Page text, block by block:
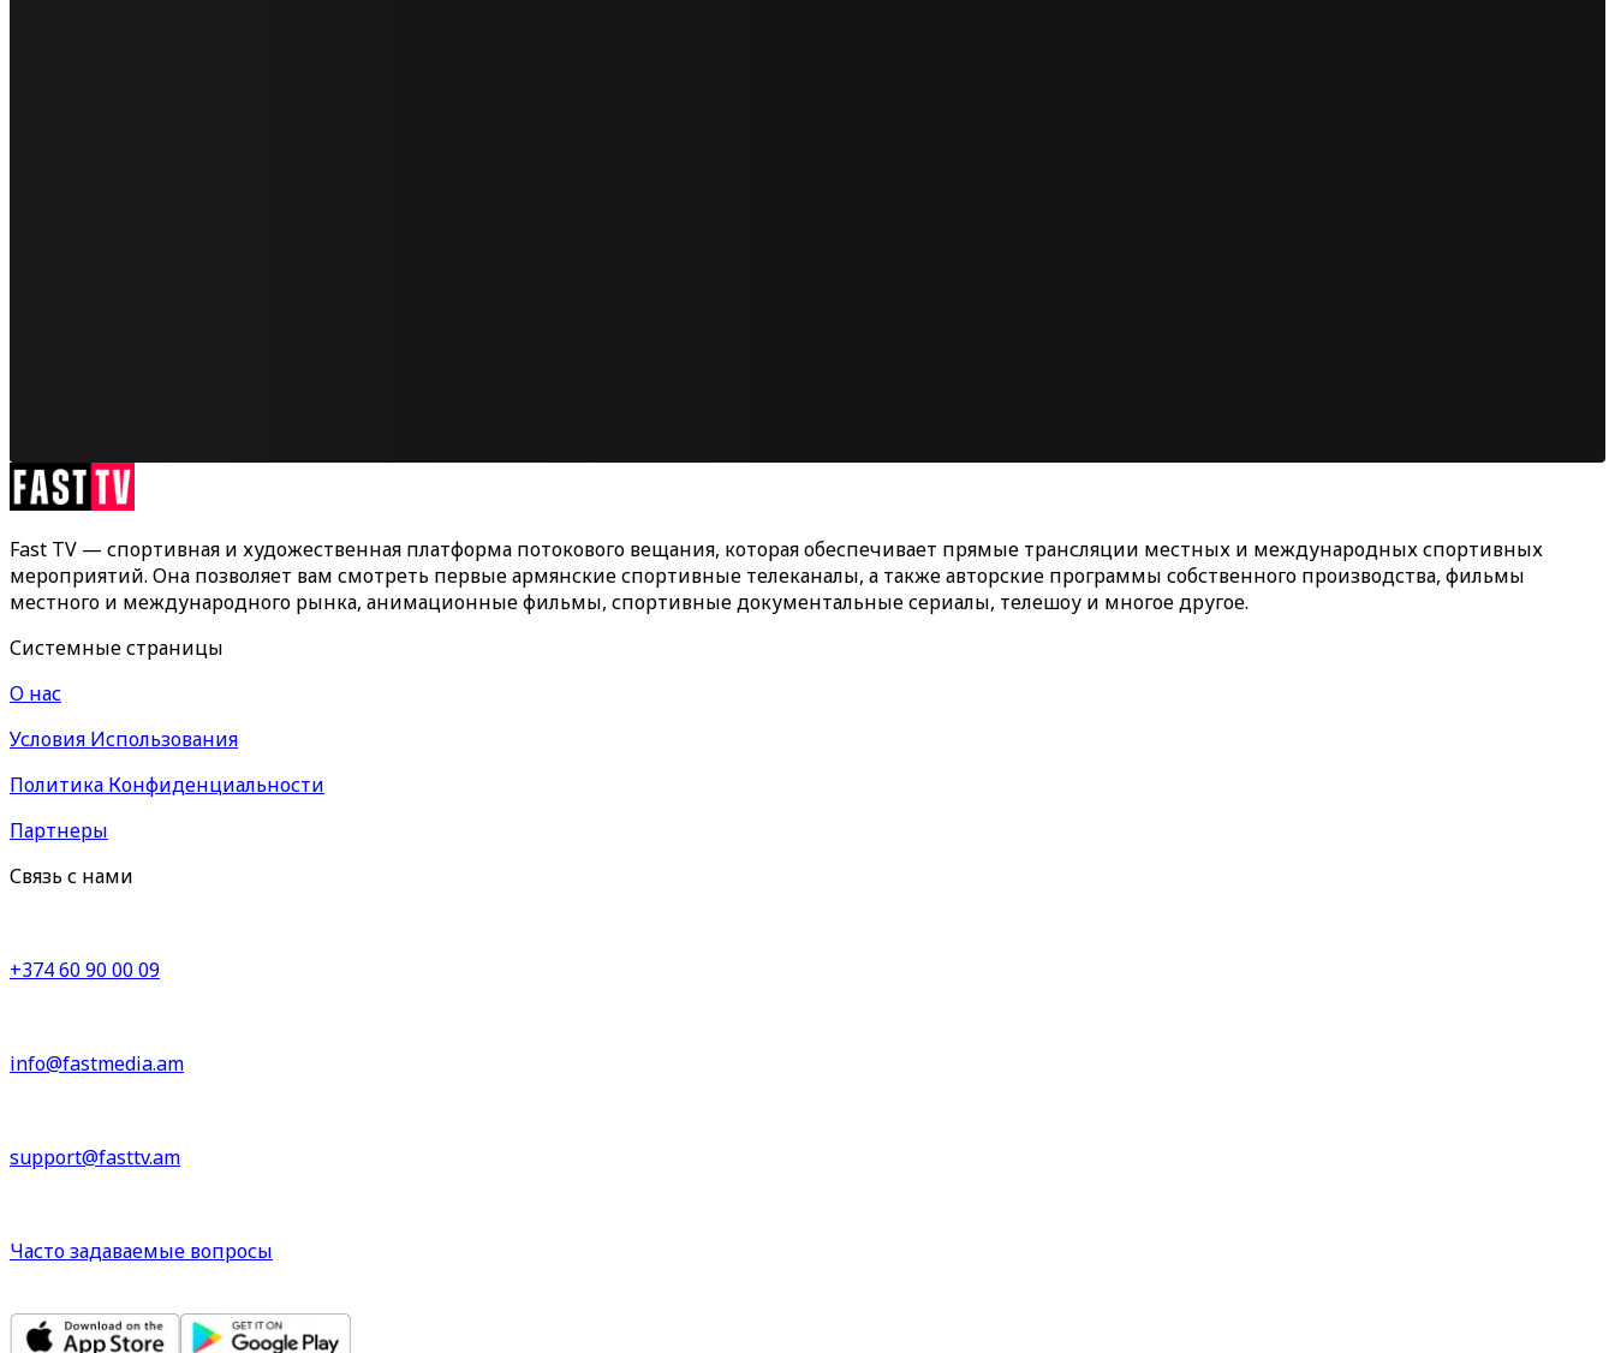
Fast TV — спортивная и художественная платформа потокового вещания, которая обеспечивает прямые трансляции местных и международных спортивных
мероприятий. Она позволяет вам смотреть первые армянские спортивные телеканалы, а также авторские программы собственного производства, фильмы
местного и международного рынка, анимационные фильмы, спортивные документальные сериалы, телешоу и многое другое.
Системные страницы
О нас
Условия Использования
Политика Конфиденциальности
Партнеры
Связь с нами
+374 60 90 00 09
info@fastmedia.am
support@fasttv.am
Часто задаваемые вопросы